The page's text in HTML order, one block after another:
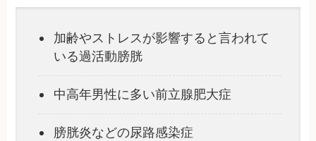
加齢やストレスが影響すると言われて
いる過活動膀胱
中高年男性に多い前立腺肥大症
膀胱炎などの尿路感染症